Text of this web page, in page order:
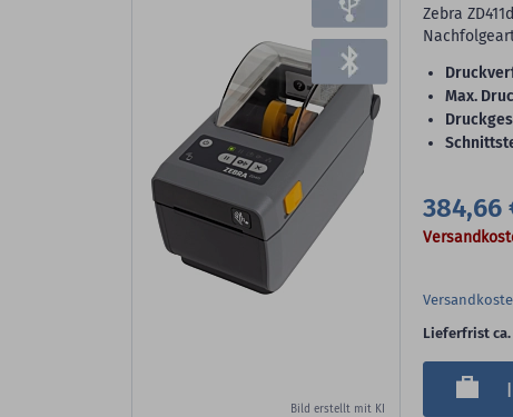
Bild erstellt mit KI
Zebra
max.
384,66
Lieferfrist ca.